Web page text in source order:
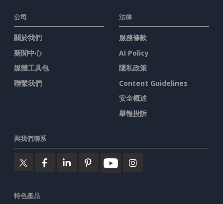
公司
關於我們
新聞中心
媒體工具包
聯繫我們
法律
服務條款
AI Policy
隱私政策
Content Guidelines
安全概述
舉報投訴
與我們聯系
特色產品